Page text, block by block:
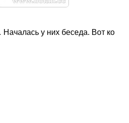
у них беседа. Вот ко